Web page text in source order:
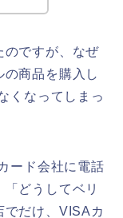
のですが、なぜ
商品を購入し
くなってしまっ
ード会社に電話
どうしてベリ
でだけ、VISAカ